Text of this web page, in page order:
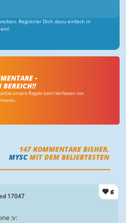
Registrier Dich dazu einfach in
-
BEREICH!!
unsere Regeln beim Verfassen von
147KOMMENTARE BISHER,
MYSC MIT DEM BELIEBTESTEN
17047 6
:v: